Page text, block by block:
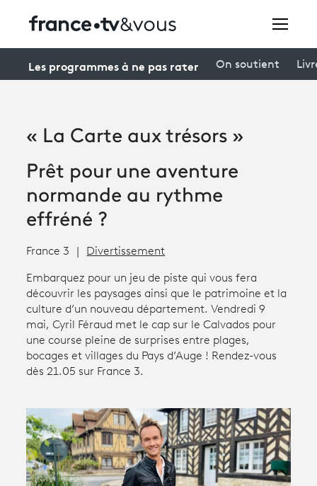
Avantages fidélité
Creators
À la une
Participer et assister à une émission
Productions et innovation
Les programmes à ne pas rater On soutient
« La Carte aux trésors »
Prêt pour une aventure
normande au rythme
effréné ?
France 3 Divertissement
Embarquez pour un jeu de piste qui vous fera
découvrir les paysages ainsi que le patrimoine et la
culture d’un nouveau département. Vendredi 9
mai, Cyril Féraud met le cap sur le Calvados pour
une course pleine de surprises entre plages,
bocages et villages du Pays d’Auge ! Rendez-vous
dès 21.05 sur France 3.